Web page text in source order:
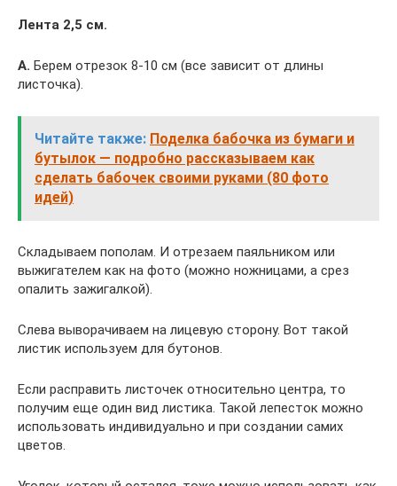
Лента 2,5 см.
А. Берем отрезок 8-10 см (все зависит от длины
листочка).
Читайте также: Поделка бабочка из бумаги и
бутылок — подробно рассказываем как
сделать бабочек своими руками (80 фото
идей)
Складываем пополам. И отрезаем паяльником или
выжигателем как на фото (можно ножницами, а срез
опалить зажигалкой).
Слева выворачиваем на лицевую сторону. Вот такой
листик используем для бутонов.
Если расправить листочек относительно центра, то
получим еще один вид листика. Такой лепесток можно
использовать индивидуально и при создании самих
цветов.